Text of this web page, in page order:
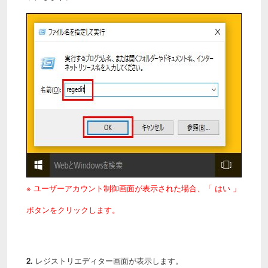
※ ユーザーアカウント制御画面が表示された場合、「 はい 」
ボタンをクリックします。
2. レジストリエディター画面が表示します。